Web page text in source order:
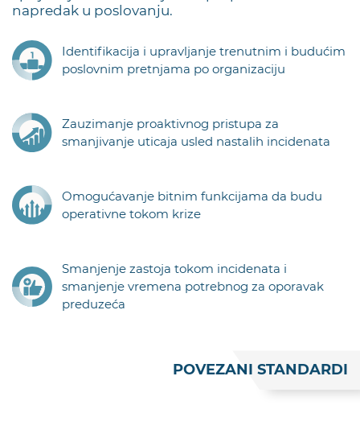
napredak u poslovanju.
Identifikacija i upravljanje trenutnim i budućim
poslovnim pretnjama po organizaciju
Zauzimanje proaktivnog pristupa za
smanjivanje uticaja usled nastalih incidenata
Omogućavanje bitnim funkcijama da budu
operativne tokom krize
Smanjenje zastoja tokom incidenata i
smanjenje vremena potrebnog za oporavak
preduzeća
POVEZANI STANDARDI